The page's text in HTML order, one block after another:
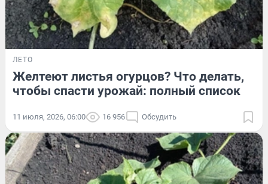
ЛЕТО
Желтеют листья огурцов? Что делать,
чтобы спасти урожай: полный список
11 июля, 2026, 06:00 16 956 Обсудить